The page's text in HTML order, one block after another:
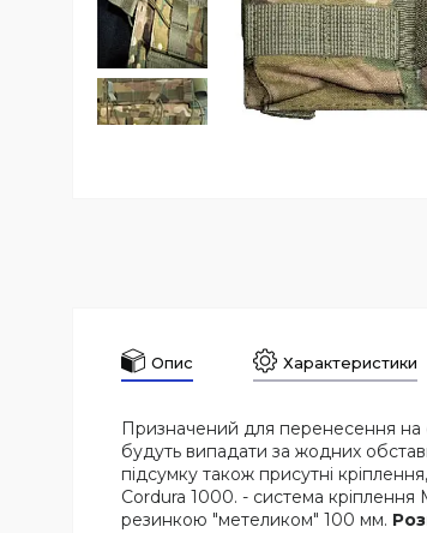
Опис Характеристики
Призначений для перенесення на
будуть випадати за жодних
підсумку також присутні
Cordura 1000. - система кріплення
резинкою "метеликом" 100 мм.